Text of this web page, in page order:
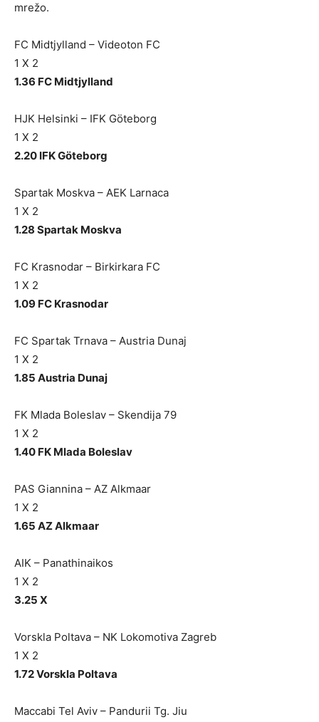
mrežo.
FC Midtjylland – Videoton FC
1 X 2
1.36 FC Midtjylland
HJK Helsinki – IFK Göteborg
1 X 2
2.20 IFK Göteborg
Spartak Moskva – AEK Larnaca
1 X 2
1.28 Spartak Moskva
FC Krasnodar – Birkirkara FC
1 X 2
1.09 FC Krasnodar
FC Spartak Trnava – Austria Dunaj
1 X 2
1.85 Austria Dunaj
FK Mlada Boleslav – Skendija 79
1 X 2
1.40 FK Mlada Boleslav
PAS Giannina – AZ Alkmaar
1 X 2
1.65 AZ Alkmaar
AIK – Panathinaikos
1 X 2
3.25 X
Vorskla Poltava – NK Lokomotiva Zagreb
1 X 2
1.72 Vorskla Poltava
Maccabi Tel Aviv – Pandurii Tg. Jiu